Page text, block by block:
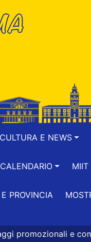
E NEWS
MIIT
PROVINCIA